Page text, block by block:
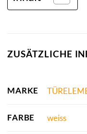
ZUSÄTZLICHE
MARKE
FARBE weiss